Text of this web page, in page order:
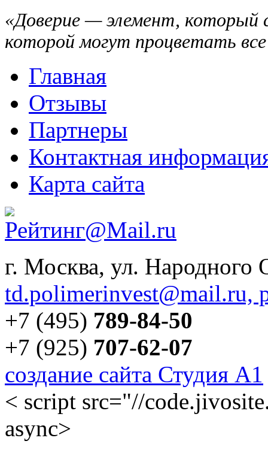
«Доверие — элемент, который
которой могут процветать
Главная
Отзывы
Партнеры
Контактная
Карта сайта
г. Москва, ул. Народного
td.polimerinvest@mail.ru,
+7 (495) 789-84-50
+7 (925) 707-62-07
создание сайта Студия А1
< script src="//
async>